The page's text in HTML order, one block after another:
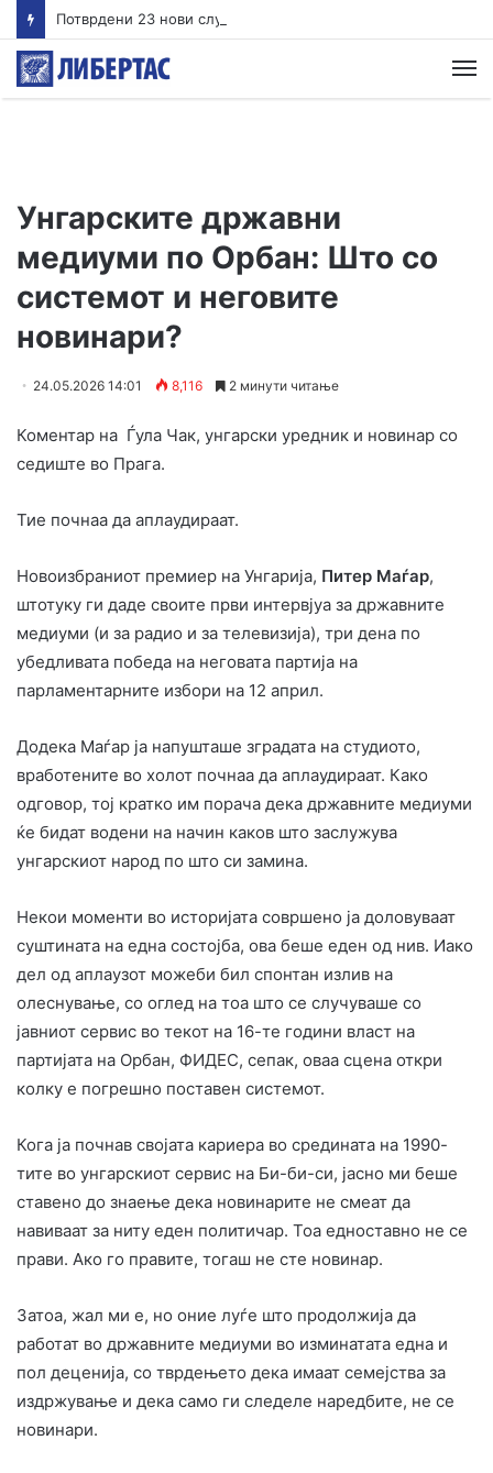
Унгарските државни
медиуми по Орбан: Што со
системот и неговите
новинари?
24.05.2026 14:01 8,116 2 минути читање
Коментар на Ѓула Чак, унгарски уредник и новинар со
седиште во Прага.
Тие почнаа да аплаудираат.
Новоизбраниот премиер на Унгарија, Питер Маѓар,
штотуку ги даде своите први интервјуа за државните
медиуми (и за радио и за телевизија), три дена по
убедливата победа на неговата партија на
парламентарните избори на 12 април.
Додека Маѓар ја напушташе зградата на студиото,
вработените во холот почнаа да аплаудираат. Како
одговор, тој кратко им порача дека државните медиуми
ќе бидат водени на начин каков што заслужува
унгарскиот народ по што си замина.
Некои моменти во историјата совршено ја доловуваат
суштината на една состојба, ова беше еден од нив. Иако
дел од аплаузот можеби бил спонтан излив на
олеснување, со оглед на тоа што се случуваше со
јавниот сервис во текот на 16-те години власт на
партијата на Орбан, ФИДЕС, сепак, оваа сцена откри
колку е погрешно поставен системот.
Кога ја почнав својата кариера во средината на 1990-
тите во унгарскиот сервис на Би-би-си, јасно ми беше
ставено до знаење дека новинарите не смеат да
навиваат за ниту еден политичар. Тоа едноставно не се
прави. Ако го правите, тогаш не сте новинар.
Затоа, жал ми е, но оние луѓе што продолжија да
работат во државните медиуми во изминатата една и
пол деценија, со тврдењето дека имаат семејства за
издржување и дека само ги следеле наредбите, не се
новинари.